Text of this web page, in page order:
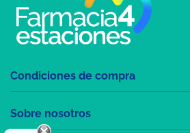
Condiciones de compra
Sobre nosotros